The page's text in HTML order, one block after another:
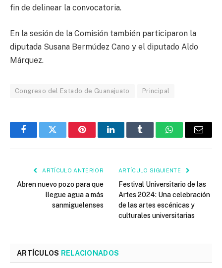
fin de delinear la convocatoria.
En la sesión de la Comisión también participaron la
diputada Susana Bermúdez Cano y el diputado Aldo
Márquez.
Congreso del Estado de Guanajuato Principal
FacebookTwitter PinterestLinkedInTumblr WhatsAppEmail
ARTÍCULO ANTERIOR
Abren nuevo pozo para que
llegue agua a más
sanmiguelenses
ARTÍCULO SIGUIENTE
Festival Universitario de las
Artes 2024: Una celebración
de las artes escénicas y
culturales universitarias
ARTÍCULOS RELACIONADOS